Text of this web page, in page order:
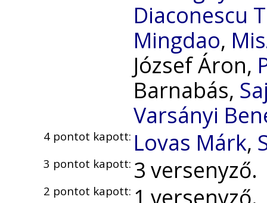
Diaconescu
Mingdao,
József Áron,
Barnabás,
Varsányi
4 pontot kapott: Lovas Márk,
3 pontot kapott: 3 versenyző.
2 pontot kapott: 1 versenyző.